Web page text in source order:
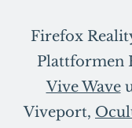
Firefox
Plattformen
Vive Wave
Viveport,